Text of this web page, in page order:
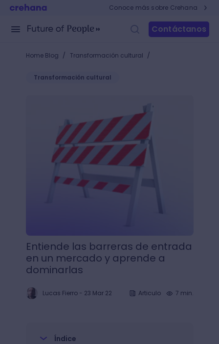
Conoce más sobre Crehana
Contáctanos
Home Blog / Transformación cultural /
Transformación cultural
Entiende las barreras de entrada
en un mercado y aprende a
dominarlas
Lucas Fierro- 23 Mar 22 Articulo 7 min.
Índice